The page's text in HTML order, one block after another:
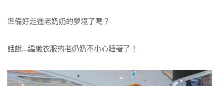
準備好走進老奶奶的夢境了嗎？
話說…編織衣服的老奶奶不小心睡著了！